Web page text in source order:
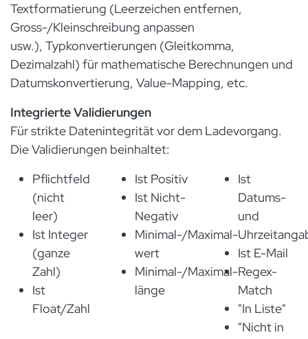
Textformatierung (Leerzeichen entfernen,
Gross-/Kleinschreibung anpassen
usw.), Typkonvertierungen (Gleitkomma,
Dezimalzahl) für mathematische Berechnungen und
Datumskonvertierung, Value-Mapping, etc.
Integrierte Validierungen
Für strikte Datenintegrität vor dem Ladevorgang.
Die Validierungen beinhaltet:
Pflichtfeld
(nicht
leer)
Ist Integer
(ganze
Zahl)
Ist
Float/Zahl
Ist Positiv
Ist Nicht-
Negativ
Minimal-/Maximal-
wert
Minimal-/Maximal-
länge
Ist
Datums-
und
Ist E-Mail
Regex-
Match
"In Liste"
"Nicht in